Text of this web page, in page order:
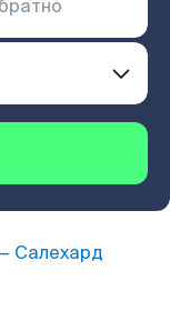
Салехард